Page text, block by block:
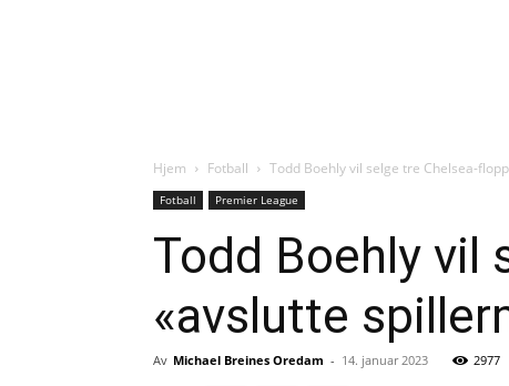
Hjem Fotball Todd Boehly vil selge tre Chelsea-
Fotball Premier League
Todd Boehly vil
«avslutte
Av Michael Breines Oredam - 14. januar 2023 2977